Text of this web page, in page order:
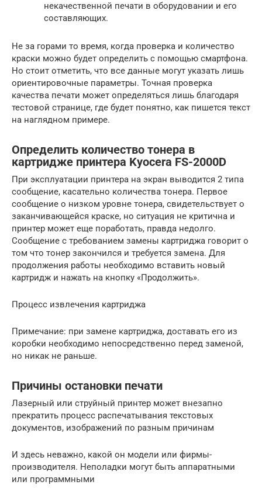
некачественной печати в оборудовании и его
составляющих.
Не за горами то время, когда проверка и количество
краски можно будет определить с помощью смартфона.
Но стоит отметить, что все данные могут указать лишь
ориентировочные параметры. Точная проверка
качества печати может определяться лишь благодаря
тестовой странице, где будет понятно, как пишется текст
на наглядном примере.
Определить количество тонера в
картридже принтера Kyocera FS-2000D
При эксплуатации принтера на экран выводится 2 типа
сообщение, касательно количества тонера. Первое
сообщение о низком уровне тонера, свидетельствует о
заканчивающейся краске, но ситуация не критична и
принтер может еще поработать, правда недолго.
Сообщение с требованием замены картриджа говорит о
том что тонер закончился и требуется замена. Для
продолжения работы необходимо вставить новый
картридж и нажать на кнопку «Продолжить».
Процесс извлечения картриджа
Примечание: при замене картриджа, доставать его из
коробки необходимо непосредственно перед заменой,
но никак не раньше.
Причины остановки печати
Лазерный или струйный принтер может внезапно
прекратить процесс распечатывания текстовых
документов, изображений по разным причинам
И здесь неважно, какой он модели или фирмы-
производителя. Неполадки могут быть аппаратными
или программными